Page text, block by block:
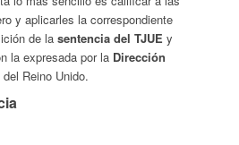
y aplicarles la correspondiente
de la sentencia del TJUE y
la expresada por la Dirección
Reino Unido.